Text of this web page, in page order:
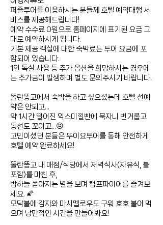
퍼즐투어를 이용하시는 분들께 호텔 예약대행 서
비스를 제공해드립니다!
예약 수수료 0원으로 홈페이지에 표기된 요금 그
대로 예약하시게 됩니다.
기본 제공 객실에 대한 숙박료는 투어 요금에 포
함되어 있습니다.
1인 독실 사용 등 추가 옵션을 희망하시는 경우에
는 추가금이 발생하며 별도 문의주시기 바랍니다.
똘란똥고에서 숙박을 하고 싶으셨는데 호텔 선예
약은 안되고...
약 1시간 떨어진 익스미낄빤에 묵자니 번거롭고
동선도 꼬이고...😣
고민이셨던 분들은 뚜이요투어를 통해 안전하게
호텔 예약 완료하세요!
똘란똥고 내 매점/식당에서 저녁식사(자유식, 불
포함)를 마친 후,
밤하늘 쏟아지는 별을 보며 캠프파이어를 즐겨보
세요. 🌠
모닥불에 감자와 마시멜로우도 구워 호호 불어 먹
으며 낭만적인 시간을 만들어봐요!